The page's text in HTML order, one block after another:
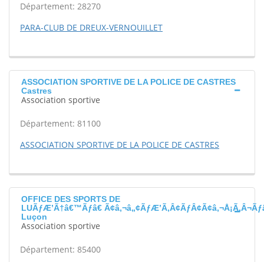
Département: 28270
PARA-CLUB DE DREUX-VERNOUILLET
ASSOCIATION SPORTIVE DE LA POLICE DE CASTRES
Castres
Association sportive
Département: 81100
ASSOCIATION SPORTIVE DE LA POLICE DE CASTRES
OFFICE DES SPORTS DE
LUÃƒÆ’Ã†â€™Ãƒâ€
Luçon
Association sportive
Département: 85400